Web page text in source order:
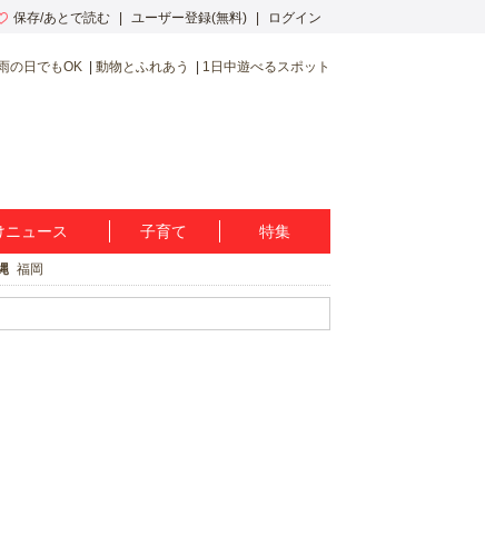
保存/あとで読む ユーザー登録(無料) ログイン
の日でもOK 動物とふれあう 1日中遊べるスポット
ニュース 子育て 特集
福岡